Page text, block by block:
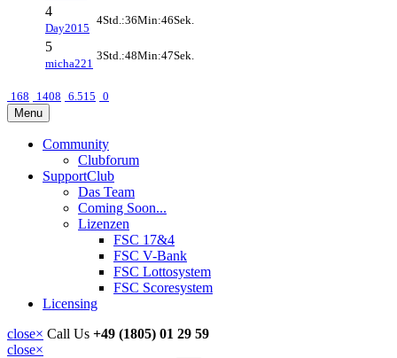
4
Day2015
4Std.:36Min:46Sek.
5
micha221
3Std.:48Min:47Sek.
168 1408 6.515 0
Menu
Community
Clubforum
SupportClub
Das Team
Coming Soon...
Lizenzen
FSC 17&4
FSC V-Bank
FSC Lottosystem
FSC Scoresystem
Licensing
close× Call Us +49 (1805) 01 29 59
close×